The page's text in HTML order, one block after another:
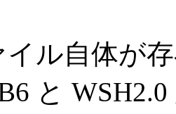
ル自体が
と